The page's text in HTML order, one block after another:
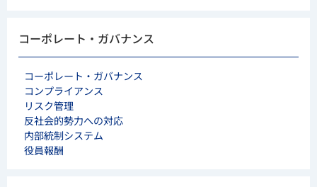
コーポレート・ガバナンス
コーポレート・ガバナンス
コンプライアンス
リスク管理
反社会的勢力への対応
内部統制システム
役員報酬